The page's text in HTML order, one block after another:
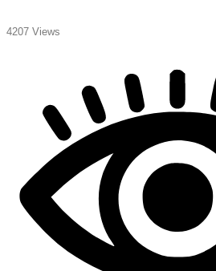
4207 Views